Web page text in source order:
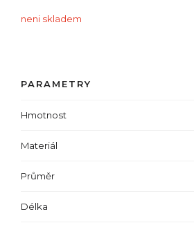
neni skladem
PARAMETRY
Hmotnost
Materiál
Průměr
Délka